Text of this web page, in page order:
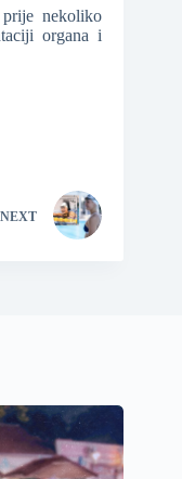
nekoliko
organa i
NEXT